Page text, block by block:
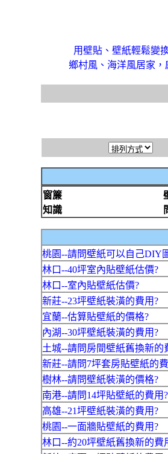
用壁貼、壁紙輕鬆變
鄉村風、海洋風居家
窗簾
知識
桃園--請問壁紙可以自己DIY
林口--40坪室內貼壁紙估價?
林口--室內貼壁紙估價?
新莊--23坪壁紙裝潢的費用?
宜蘭--估算貼壁紙的價格?
內湖--30坪壁紙裝潢的費用?
土城--請問房間壁紙舊換新的
新莊--請問7坪套房貼壁紙的
樹林--請問壁紙裝潢的價格?
南港--請問14坪貼壁紙的費用?
高雄--21坪壁紙裝潢的費用?
桃園--一面牆貼壁紙的費用?
林口--約20坪壁紙舊換新的費